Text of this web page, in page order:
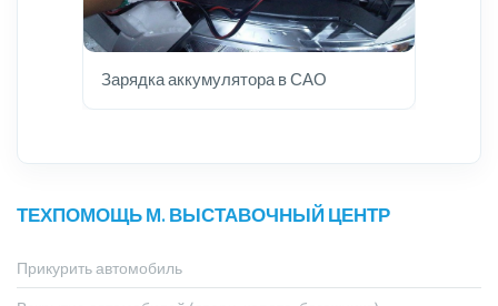
Зарядка аккумулятора в САО
ТЕХПОМОЩЬ М. ВЫСТАВОЧНЫЙ ЦЕНТР
Прикурить автомобиль